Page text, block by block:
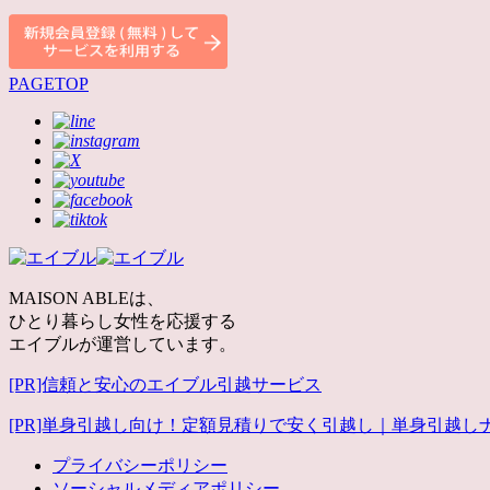
PAGETOP
MAISON ABLEは、
ひとり暮らし女性を応援する
エイブルが運営しています。
[PR]信頼と安心のエイブル引越サービス
[PR]単身引越し向け！定額見積りで安く引越し｜単身引越し
プライバシーポリシー